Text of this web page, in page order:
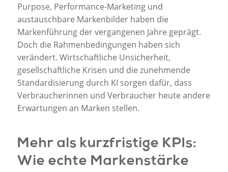
Purpose, Performance-Marketing und
austauschbare Markenbilder haben die
Markenführung der vergangenen Jahre geprägt.
Doch die Rahmenbedingungen haben sich
verändert. Wirtschaftliche Unsicherheit,
gesellschaftliche Krisen und die zunehmende
Standardisierung durch KI sorgen dafür, dass
Verbraucherinnen und Verbraucher heute andere
Erwartungen an Marken stellen.
Mehr als kurzfristige KPIs:
Wie echte Markenstärke